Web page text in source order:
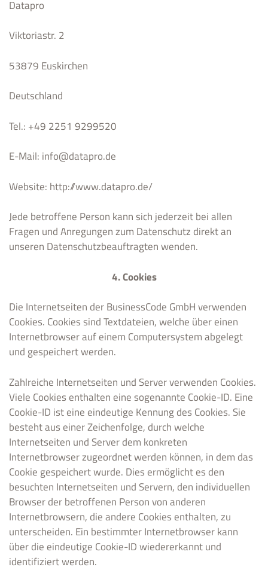
Datapro
Viktoriastr. 2
53879 Euskirchen
Deutschland
Tel.: +49 2251 9299520
E-Mail: info@datapro.de
Website: http://www.datapro.de/
Jede betroffene Person kann sich jederzeit bei allen
Fragen und Anregungen zum Datenschutz direkt an
unseren Datenschutzbeauftragten wenden.
4. Cookies
Die Internetseiten der BusinessCode GmbH verwenden
Cookies. Cookies sind Textdateien, welche über einen
Internetbrowser auf einem Computersystem abgelegt
und gespeichert werden.
Zahlreiche Internetseiten und Server verwenden Cookies.
Viele Cookies enthalten eine sogenannte Cookie-ID. Eine
Cookie-ID ist eine eindeutige Kennung des Cookies. Sie
besteht aus einer Zeichenfolge, durch welche
Internetseiten und Server dem konkreten
Internetbrowser zugeordnet werden können, in dem das
Cookie gespeichert wurde. Dies ermöglicht es den
besuchten Internetseiten und Servern, den individuellen
Browser der betroffenen Person von anderen
Internetbrowsern, die andere Cookies enthalten, zu
unterscheiden. Ein bestimmter Internetbrowser kann
über die eindeutige Cookie-ID wiedererkannt und
identifiziert werden.